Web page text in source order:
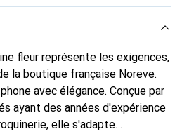
fleur représente les exigences,
la boutique française Noreve.
avec élégance. Conçue par
ayant des années d'expérience
elle s'adapte